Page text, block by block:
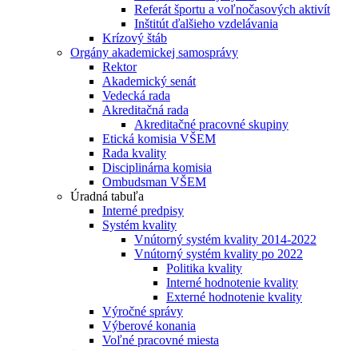
Referát športu a voľnočasových aktivít
Inštitút ďalšieho vzdelávania
Krízový štáb
Orgány akademickej samosprávy
Rektor
Akademický senát
Vedecká rada
Akreditačná rada
Akreditačné pracovné skupiny
Etická komisia VŠEM
Rada kvality
Disciplinárna komisia
Ombudsman VŠEM
Úradná tabuľa
Interné predpisy
Systém kvality
Vnútorný systém kvality 2014-2022
Vnútorný systém kvality po 2022
Politika kvality
Interné hodnotenie kvality
Externé hodnotenie kvality
Výročné správy
Výberové konania
Voľné pracovné miesta